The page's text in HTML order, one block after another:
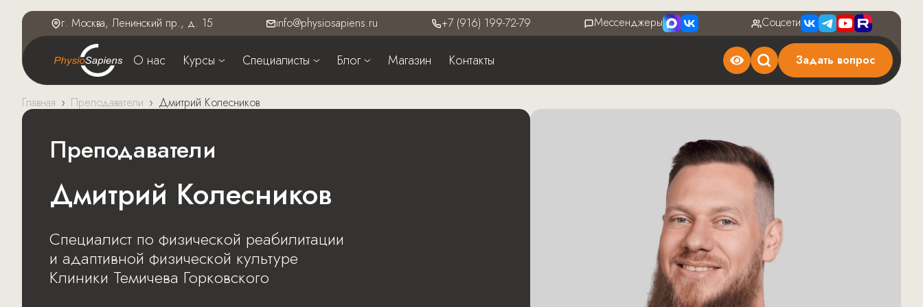
г. Москва, Ленинский пр., д. 15 info@physiosapiens.ru +7 (916) 199-72-79 Мессенджеры Соцсети
О нас Курсы Специалисты Блог Магазин Контакты Задать вопрос
Главная › Преподаватели › Дмитрий Колесников
Преподаватели
Дмитрий Колесников
Специалист по физической реабилитации
и адаптивной физической культуре
Клиники Темичева Горковского